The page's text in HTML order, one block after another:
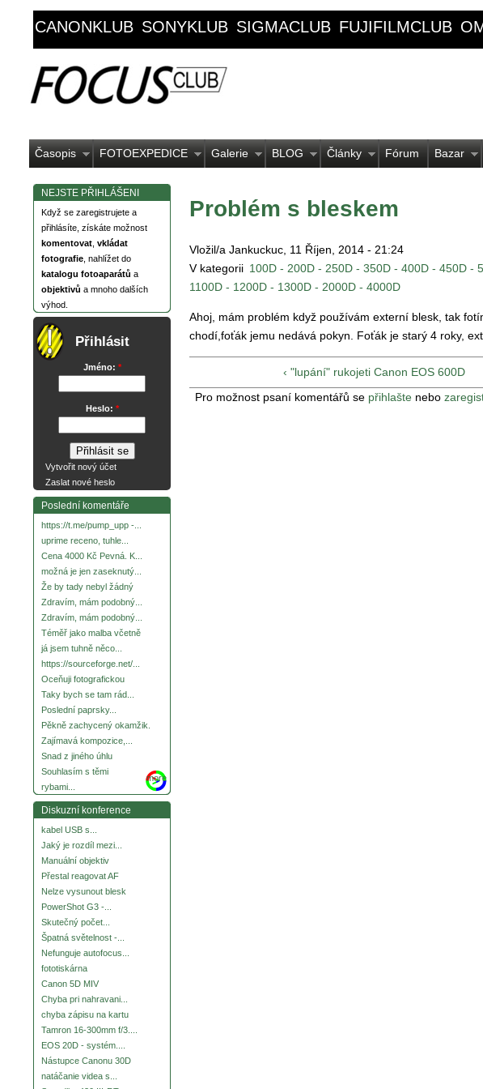
CANONKLUB SONYKLUB SIGMACLUB FUJIFILMCLUB
Časopis FOTOEXPEDICE Galerie BLOG Články Fórum Bazar
NEJSTE PŘIHLÁŠENI
Když se zaregistrujete a
přihlásíte, získáte možnost
komentovat vkládat
fotografie , nahlížet do
katalogu fotoaparátů a
objektivů a mnoho dalších
výhod.
Přihlásit
Jméno: *
Heslo: *
Vytvořit nový účet
Zaslat nové heslo
Poslední komentáře
https://t.me/pump_upp -...
uprime receno, tuhle...
Cena 4000 Kč Pevná. K...
možná je jen zaseknutý...
Že by tady nebyl žádný
Zdravím, mám podobný...
Zdravím, mám podobný...
Téměř jako malba včetně
já jsem tuhně něco...
https://sourceforge.net/...
Oceňuji fotografickou
Taky bych se tam rád...
Poslední paprsky...
Pěkně zachycený okamžik.
Zajímavá kompozice,...
Snad z jiného úhlu
Souhlasím s těmi
rybami...
more
Diskuzní konference
kabel USB s...
Jaký je rozdíl mezi...
Manuální objektiv
Přestal reagovat AF
Nelze vysunout blesk
PowerShot G3 -...
Skutečný počet...
Špatná světelnost -...
Nefunguje autofocus...
fototiskárna
Canon 5D MIV
Chyba pri nahravani...
chyba zápisu na kartu
Tamron 16-300mm f/3....
EOS 20D - systém....
Nástupce Canonu 30D
natáčanie videa s...
Problém s bleskem
Vložil/a Jankuckuc, 11 Říjen, 2014 - 21:24
V kategorii 100D - 200D - 250D - 350D - 400D - 450D -
1100D - 1200D - 1300D - 2000D - 4000D
Ahoj, mám problém když používám externí blesk, tak
chodí,foťák jemu nedává pokyn. Foťák je starý 4 roky,
‹ "lupání" rukojeti Canon EOS 600D
Pro možnost psaní komentářů se přihlašte nebo